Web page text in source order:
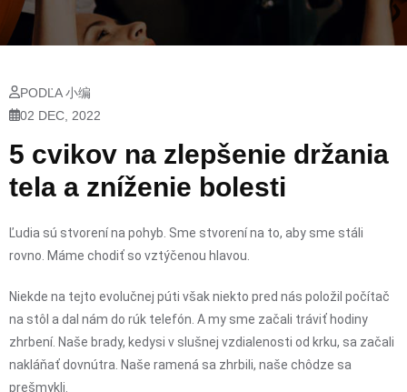
PODĽA 小编
02 DEC, 2022
5 cvikov na zlepšenie držania
tela a zníženie bolesti
Ľudia sú stvorení na pohyb. Sme stvorení na to, aby sme stáli
rovno. Máme chodiť so vztýčenou hlavou.
Niekde na tejto evolučnej púti však niekto pred nás položil počítač
na stôl a dal nám do rúk telefón. A my sme začali tráviť hodiny
zhrbení. Naše brady, kedysi v slušnej vzdialenosti od krku, sa začali
nakláňať dovnútra. Naše ramená sa zhrbili, naše chôdze sa
prešmykli.